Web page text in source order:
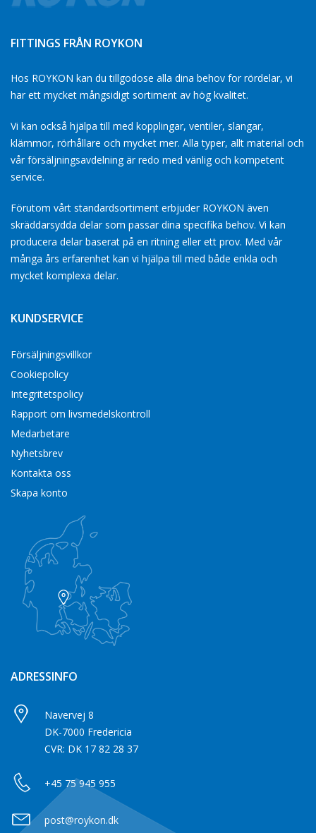
FITTINGS FRÅN ROYKON
Hos ROYKON kan du tillgodose alla dina behov for rördelar, vi
har ett mycket mångsidigt sortiment av hög kvalitet.
Vi kan också hjälpa till med kopplingar, ventiler, slangar,
klämmor, rörhållare och mycket mer. Alla typer, allt material och
vår försäljningsavdelning är redo med vänlig och kompetent
service.
Förutom vårt standardsortiment erbjuder ROYKON även
skräddarsydda delar som passar dina specifika behov. Vi kan
producera delar baserat på en ritning eller ett prov. Med vår
många års erfarenhet kan vi hjälpa till med både enkla och
mycket komplexa delar.
KUNDSERVICE
Försäljningsvillkor
Cookiepolicy
Integritetspolicy
Rapport om livsmedelskontroll
Medarbetare
Nyhetsbrev
Kontakta oss
Skapa konto
ADRESSINFO
Navervej 8
DK-7000 Fredericia
CVR: DK 17 82 28 37
+45 75 945 955
post@roykon.dk